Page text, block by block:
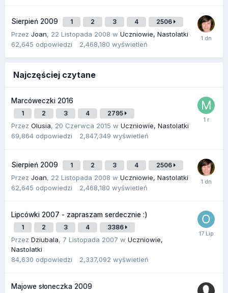
Sierpień 2009 1 2 3 4 2506
Przez Joan, 22 Listopada 2008 w Uczniowie, Nastolatki
62,645 odpowiedzi 2,468,180 wyświetleń
Najczęściej czytane
Marcóweczki 2016
1 2 3 4 2795
Przez Olusia, 20 Czerwca 2015 w Uczniowie, Nastolatki
69,864 odpowiedzi 2,847,349 wyświetleń
Sierpień 2009 1 2 3 4 2506
Przez Joan, 22 Listopada 2008 w Uczniowie, Nastolatki
62,645 odpowiedzi 2,468,180 wyświetleń
Lipcówki 2007 - zapraszam serdecznie :)
1 2 3 4 3386
Przez Dziubala, 7 Listopada 2007 w Uczniowie,
Nastolatki
84,630 odpowiedzi 2,337,092 wyświetleń
Majowe słoneczka 2009